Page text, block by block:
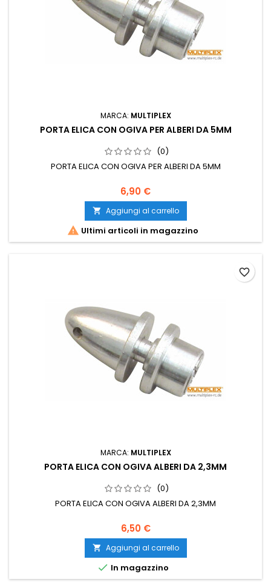
MARCA: MULTIPLEX
PORTA ELICA CON OGIVA PER ALBERI DA 5MM
(0)
PORTA ELICA CON OGIVA PER ALBERI DA 5MM
6,90 €
 Aggiungi al carrello
 Ultimi articoli in magazzino
MARCA: MULTIPLEX
PORTA ELICA CON OGIVA ALBERI DA 2,3MM
(0)
PORTA ELICA CON OGIVA ALBERI DA 2,3MM
6,50 €
 Aggiungi al carrello
 In magazzino
favorite_border